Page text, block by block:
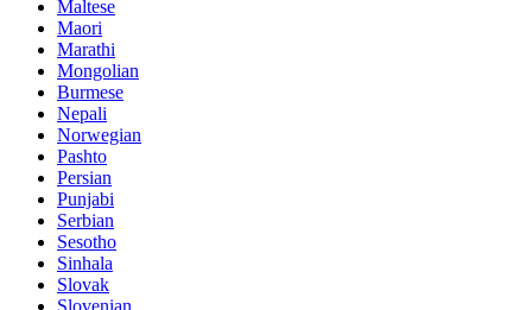
Maltese
Maori
Marathi
Mongolian
Burmese
Nepali
Norwegian
Pashto
Persian
Punjabi
Serbian
Sesotho
Sinhala
Slovak
Slovenian